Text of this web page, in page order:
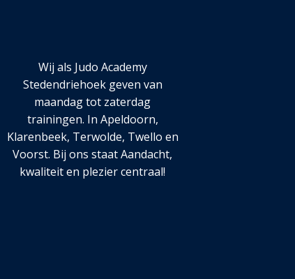
Wij als Judo Academy
Stedendriehoek geven van
maandag tot zaterdag
trainingen. In Apeldoorn,
Klarenbeek, Terwolde, Twello en
Voorst. Bij ons staat Aandacht,
kwaliteit en plezier centraal!